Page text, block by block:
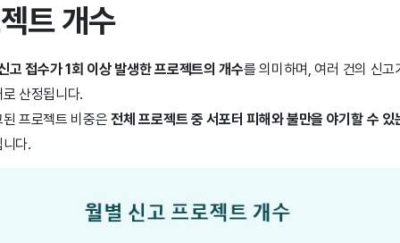
트 개수
고 접수가 1회 이상 발생한 프로젝트의 개수를 의미하며, 여러 건의 신
산정됩니다.
프로젝트 비중은전체 프로젝트 중 서포터 피해와 불만을 야기할 수 있
다.